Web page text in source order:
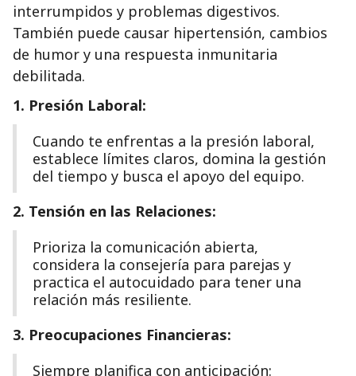
interrumpidos y problemas digestivos.
También puede causar hipertensión, cambios
de humor y una respuesta inmunitaria
debilitada.
1. Presión Laboral:
Cuando te enfrentas a la presión laboral,
establece límites claros, domina la gestión
del tiempo y busca el apoyo del equipo.
2. Tensión en las Relaciones:
Prioriza la comunicación abierta,
considera la consejería para parejas y
practica el autocuidado para tener una
relación más resiliente.
3. Preocupaciones Financieras:
Siempre planifica con anticipación: